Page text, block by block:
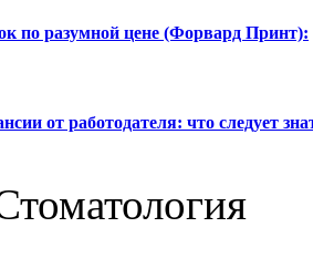
по разумной цене (Форвард Принт):
от работодателя: что следует